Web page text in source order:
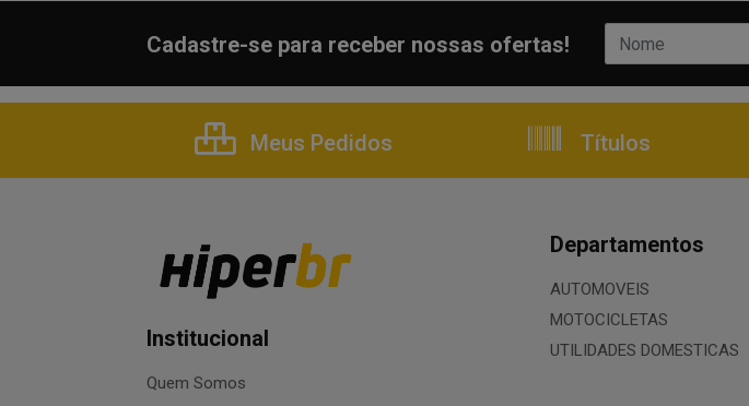
Cadastre-se para receber nossas ofertas!
Meus Pedidos Títulos
Institucional
Quem Somos
Departamentos
AUTOMOVEIS
MOTOCICLETAS
UTILIDADES DOMESTICAS